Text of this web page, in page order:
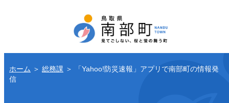
ホーム ＞ 総務課 ＞
「Yahoo!防災速報」アプリで南部町の情報発
信